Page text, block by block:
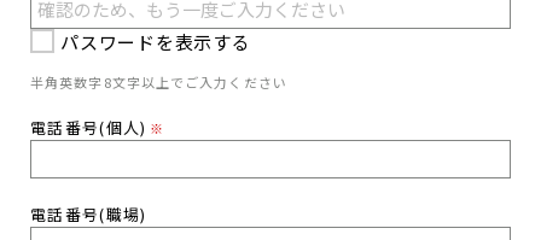
パスワードを表示する
半角英数字8文字以上でご入力ください
電話番号(個人) ※
電話番号(職場)